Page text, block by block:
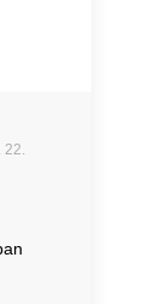
22.